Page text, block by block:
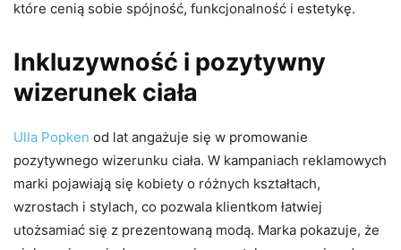
które cenią sobie spójność, funkcjonalność i estetykę.
Inkluzywność i pozytywny
wizerunek ciała
Ulla Popken od lat angażuje się w promowanie
pozytywnego wizerunku ciała. W kampaniach reklamowych
marki pojawiają się kobiety o różnych kształtach,
wzrostach i stylach, co pozwala klientkom łatwiej
utożsamiać się z prezentowaną modą. Marka pokazuje, że